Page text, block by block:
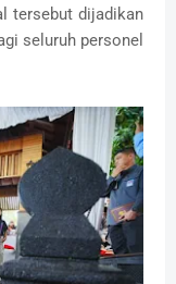
tersebut dijadikan
seluruh personel